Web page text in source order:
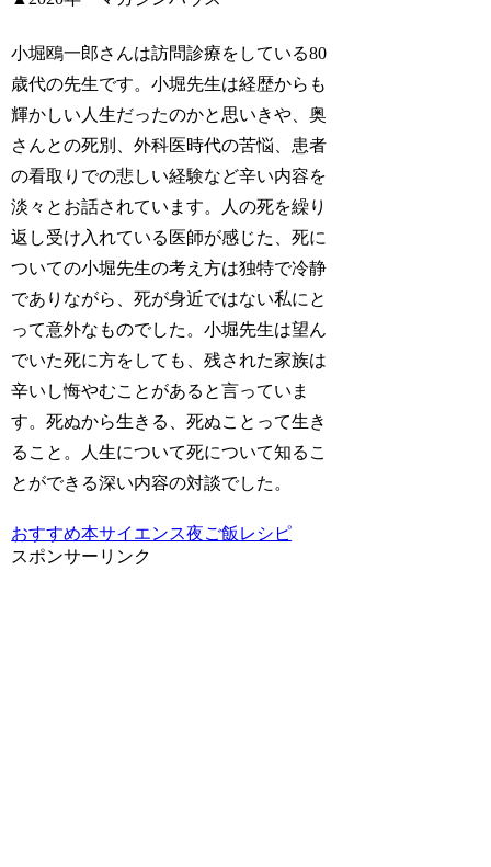
小堀鴎一郎さんは訪問診療をしている80
歳代の先生です。小堀先生は経歴からも
輝かしい人生だったのかと思いきや、奥
さんとの死別、外科医時代の苦悩、患者
の看取りでの悲しい経験など辛い内容を
淡々とお話されています。人の死を繰り
返し受け入れている医師が感じた、死に
ついての小堀先生の考え方は独特で冷静
でありながら、死が身近ではない私にと
って意外なものでした。小堀先生は望ん
でいた死に方をしても、残された家族は
辛いし悔やむことがあると言っていま
す。死ぬから生きる、死ぬことって生き
ること。人生について死について知るこ
とができる深い内容の対談でした。
おすすめ本サイエンス夜ご飯レシピ
スポンサーリンク